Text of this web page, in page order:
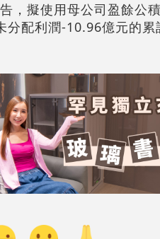
，擬使用母公司盈餘公
配利潤-10.96億元的累